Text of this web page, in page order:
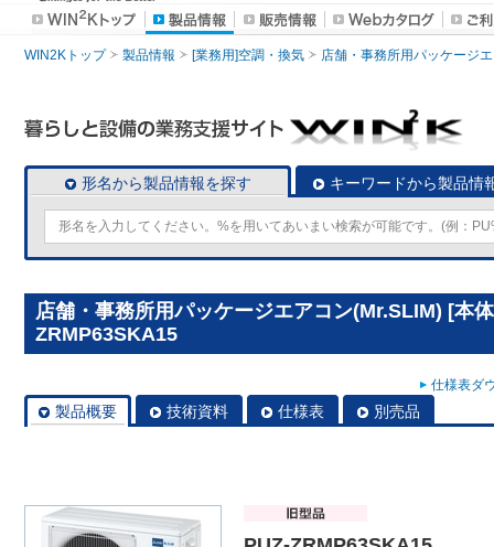
WIN2Kトップ 製品情報 [業務用]空調・換気 店舗・事務所用パッケージ
形名から製品情報を探す キーワードから製品情
店舗・事務所用パッケージエアコン(Mr.SLIM) [本
ZRMP63SKA15
仕様表ダ
製品概要 技術資料 仕様表 別売品